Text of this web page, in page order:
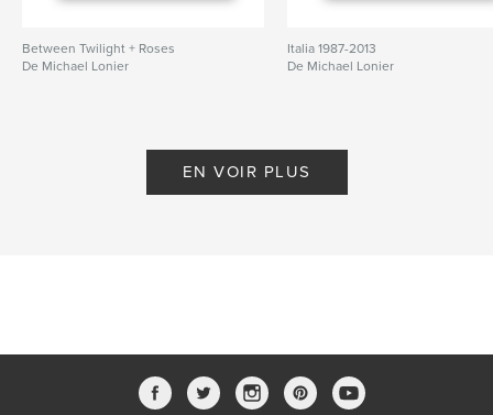
Between Twilight + Roses
De Michael Lonier
Italia 1987-2013
De Michael Lonier
EN VOIR PLUS